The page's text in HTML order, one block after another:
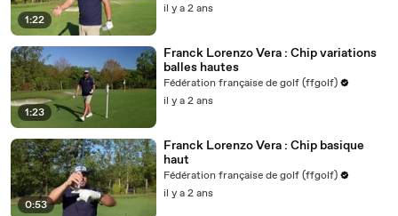
1:22
il y a 2 ans
1:23
Franck Lorenzo Vera : Chip variations
balles hautes
Fédération française de golf (ffgolf)
il y a 2 ans
0:53
Franck Lorenzo Vera : Chip basique
haut
Fédération française de golf (ffgolf)
il y a 2 ans